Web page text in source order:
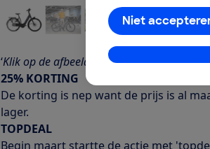
Niet
Instellingen
‘Klik op de afbeelding om deze te
25% KORTING
De korting is nep want de prijs is al
lager.
TOPDEAL
Begin maart startte de actie met